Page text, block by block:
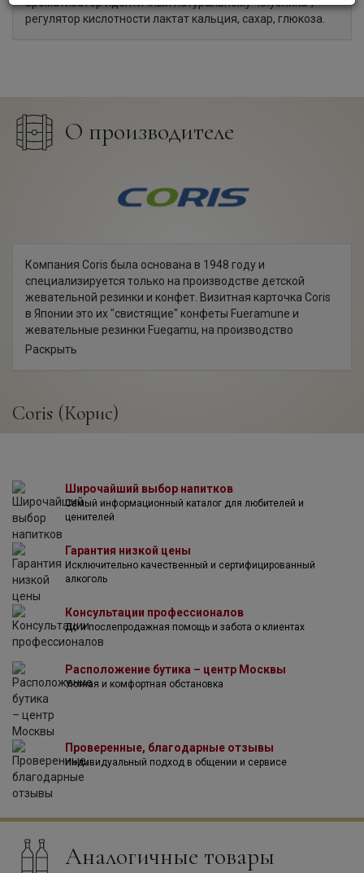
регулятор кислотности лактат кальция, сахар, глюкоза.
О производителе
Компания Coris была основана в 1948 году и
специализируется только на производстве детской
жевательной резинки и конфет. Визитная карточка Coris
в Японии это их "свистящие" конфеты Fueramune и
жевательные резинки Fuegamu, на производство
которых компания имеет сразу три патента на форму,
Раскрыть
Coris (Корис)
Широчайший выбор напитков
Самый информационный каталог для любителей и
ценителей
Гарантия низкой цены
Исключительно качественный и сертифицированный
алкоголь
Консультации профессионалов
До и послепродажная помощь и забота о клиентах
Расположение бутика – центр Москвы
Уютная и комфортная обстановка
Проверенные, благодарные отзывы
Индивидуальный подход в общении и сервисе
Аналогичные товары